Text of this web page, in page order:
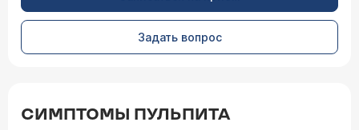
Задать вопрос
СИМПТОМЫ ПУЛЬПИТА